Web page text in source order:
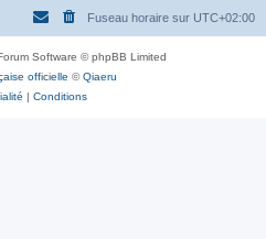
Fuseau horaire sur UTC+02:00
Software © phpBB Limited
officielle ©Qiaeru
| Conditions